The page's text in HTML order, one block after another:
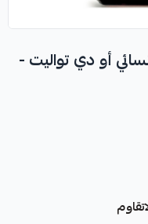
أو دي تواليت -